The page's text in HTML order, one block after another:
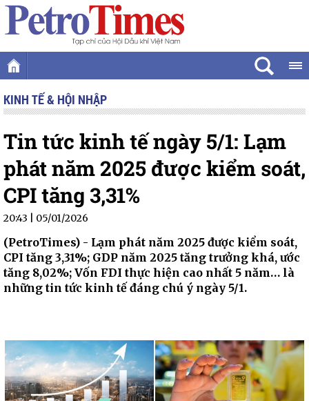
KINH TẾ & HỘI NHẬP
Tin tức kinh tế ngày 5/1: Lạm
phát năm 2025 được kiểm soát,
CPI tăng 3,31%
20:43 | 05/01/2026
(PetroTimes) - Lạm phát năm 2025 được kiểm soát,
CPI tăng 3,31%; GDP năm 2025 tăng trưởng khá, ước
tăng 8,02%; Vốn FDI thực hiện cao nhất 5 năm… là
những tin tức kinh tế đáng chú ý ngày 5/1.